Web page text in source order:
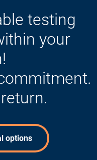
testing
your
options